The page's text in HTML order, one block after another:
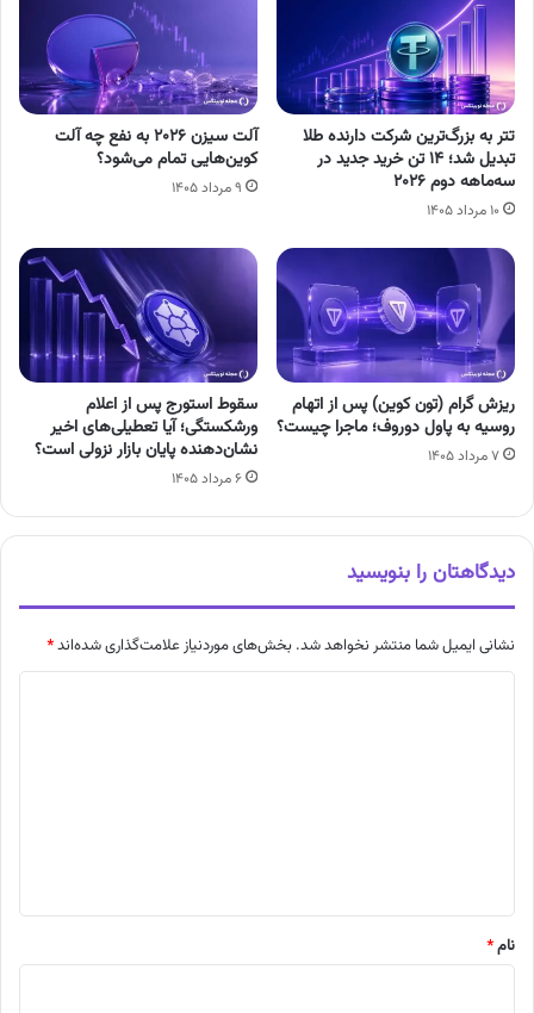
تتر به بزرگ‌ترین شرکت دارنده طلا
تبدیل شد؛ ۱۴ تن خرید جدید در
سه‌ماهه دوم ۲۰۲۶
۱۰ مرداد ۱۴۰۵
آلت سیزن ۲۰۲۶ به نفع چه آلت
کوین‌هایی تمام می‌شود؟
۹ مرداد ۱۴۰۵
ریزش گرام (تون کوین) پس از اتهام
روسیه به پاول دوروف؛ ماجرا چیست؟
۷ مرداد ۱۴۰۵
سقوط استورج پس از اعلام
ورشکستگی؛ آیا تعطیلی‌های اخیر
نشان‌دهنده پایان بازار نزولی است؟
۶ مرداد ۱۴۰۵
دیدگاهتان را بنویسید
نشانی ایمیل شما منتشر نخواهد شد. بخش‌های موردنیاز علامت‌گذاری شده‌اند*
نام*